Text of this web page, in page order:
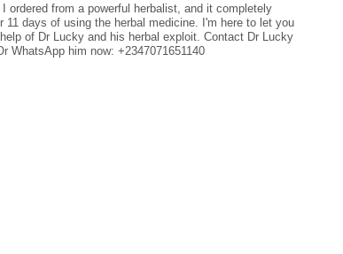
from a powerful herbalist, and it completely
days of using the herbal medicine. I'm here to let you
of Dr Lucky and his herbal exploit. Contact Dr Lucky
WhatsApp him now: +2347071651140